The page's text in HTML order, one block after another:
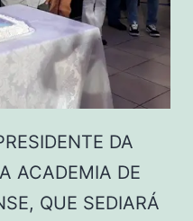
DA
ACADEMIA DE
QUE SEDIARÁ